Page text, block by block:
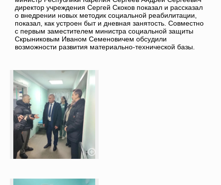
директор учреждения Сергей Скоков показал и рассказал
о внедрении новых методик социальной реабилитации,
показал, как устроен быт и дневная занятость. Совместно
с первым заместителем министра социальной защиты
Скрыниковым Иваном Семеновичем обсудили
возможности развития материально-технической базы.